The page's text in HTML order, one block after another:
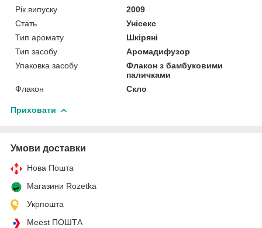
Рік випуску
2009
Стать
Унісекс
Тип аромату
Шкіряні
Тип засобу
Аромадифузор
Упаковка засобу
Флакон з бамбуковими
паличками
Флакон
Скло
Приховати
Умови доставки
Нова Пошта
Магазини Rozetka
Укрпошта
Meest ПОШТА